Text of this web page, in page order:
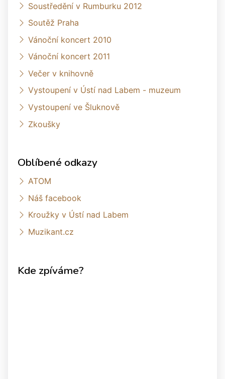
Soustředění v Rumburku 2012
Soutěž Praha
Vánoční koncert 2010
Vánoční koncert 2011
Večer v knihovně
Vystoupení v Ústí nad Labem - muzeum
Vystoupení ve Šluknově
Zkoušky
Oblíbené odkazy
ATOM
Náš facebook
Kroužky v Ústí nad Labem
Muzikant.cz
Kde zpíváme?